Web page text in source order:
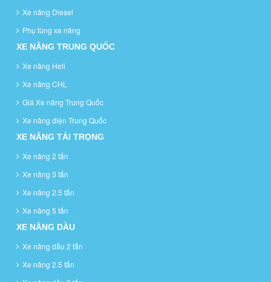
Xe nâng Diesel
Phụ tùng xe nâng
XE NÂNG TRUNG QUỐC
Xe nâng Heli
Xe nâng CHL
Giá Xe nâng Trung Quốc
Xe nâng điện Trung Quốc
XE NÂNG TẢI TRỌNG
Xe nâng 2 tấn
Xe nâng 3 tấn
Xe nâng 2.5 tấn
Xe nâng 5 tấn
XE NÂNG DẦU
Xe nâng dầu 2 tấn
Xe nâng 2.5 tấn